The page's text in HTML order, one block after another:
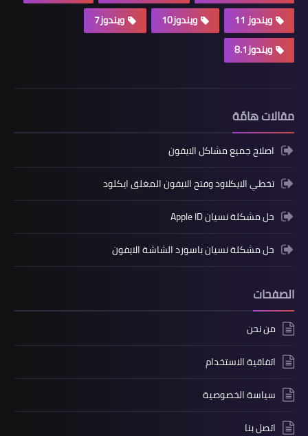
ويندوز 11
ويندوز10
ويندوز7
ويندوز8.1
مقالات هامّة
اصلاح جميع مشاكل الايفون
تخطي الايكلاود وفتح الايفون المغلق ايكلود
حل مشكلة نسيان Apple ID
حل مشكلة نسيان باسورد الشاشة الايفون
الصفحات
من نحن
اتفاقية الاستخدام
سياسة الخصوصية
اتصل بنا